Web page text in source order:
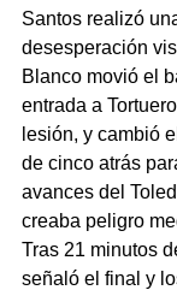
Santos realizó
desesperación
Blanco movió el
entrada a
lesión, y cambió
de cinco atrás
avances del
creaba peligro
Tras 21 minutos
señaló el final y